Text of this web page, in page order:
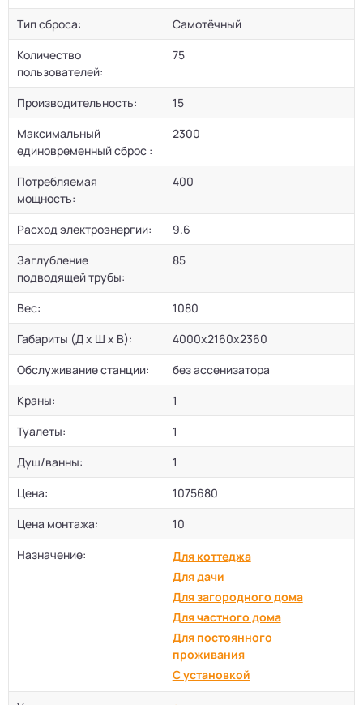
Тип сброса:
Самотёчный
Количество
пользователей:
75
Производительность:
15
Максимальный
единовременный сброс :
2300
Потребляемая
мощность:
400
Расход электроэнергии:
9.6
Заглубление
подводящей трубы:
85
Вес:
1080
Габариты (Д х Ш х В):
4000x2160x2360
Обслуживание станции:
без ассенизатора
Краны:
1
Туалеты:
1
Душ/ванны:
1
Цена:
1075680
Цена монтажа:
10
Назначение:
Для коттеджа
Для дачи
Для загородного дома
Для частного дома
Для постоянного
проживания
С установкой